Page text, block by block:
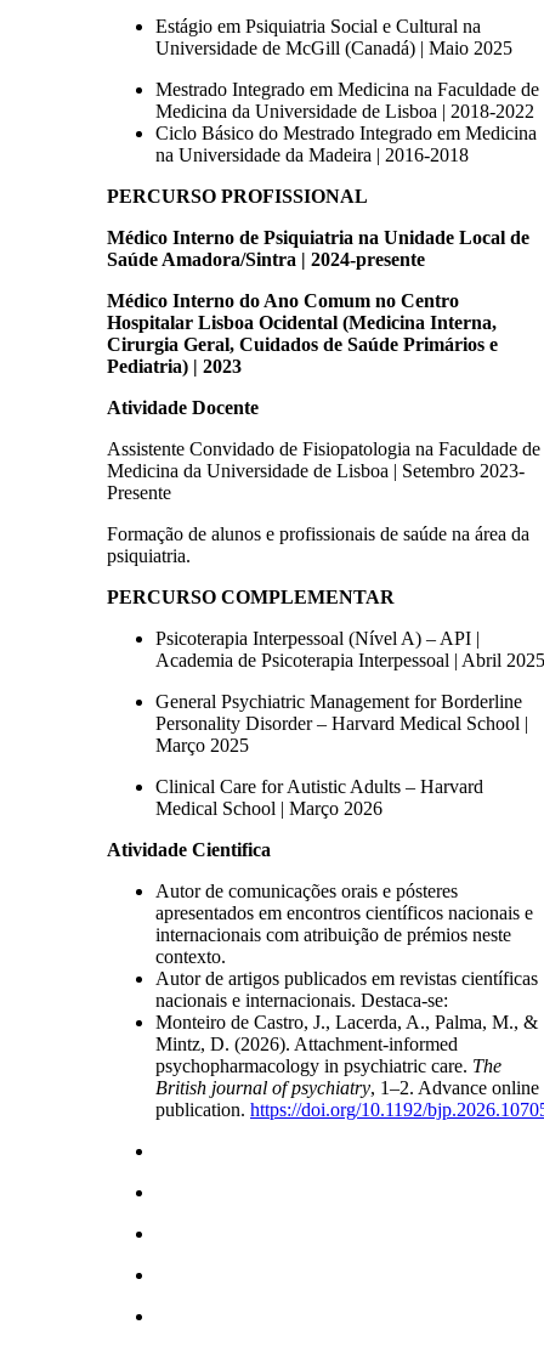
Estágio em Psiquiatria Social e Cultural na
Universidade de McGill (Canadá) | Maio 2025
Mestrado Integrado em Medicina na Faculdade de
Medicina da Universidade de Lisboa | 2018-2022
Ciclo Básico do Mestrado Integrado em Medicina
na Universidade da Madeira | 2016-2018
PERCURSO PROFISSIONAL
Médico Interno de Psiquiatria na Unidade Local de
Saúde Amadora/Sintra | 2024-presente
Médico Interno do Ano Comum no Centro
Hospitalar Lisboa Ocidental (Medicina Interna,
Cirurgia Geral, Cuidados de Saúde Primários e
Pediatria) | 2023
Atividade Docente
Assistente Convidado de Fisiopatologia na Faculdade de
Medicina da Universidade de Lisboa | Setembro 2023-
Presente
Formação de alunos e profissionais de saúde na área da
psiquiatria.
PERCURSO COMPLEMENTAR
Psicoterapia Interpessoal (Nível A) – API |
Academia de Psicoterapia Interpessoal | Abril 2025
General Psychiatric Management for Borderline
Personality Disorder – Harvard Medical School |
Março 2025
Clinical Care for Autistic Adults – Harvard
Medical School | Março 2026
Atividade Cientifica
Autor de comunicações orais e pósteres
apresentados em encontros científicos nacionais e
internacionais com atribuição de prémios neste
contexto.
Autor de artigos publicados em revistas científicas
nacionais e internacionais. Destaca-se:
Monteiro de Castro, J., Lacerda, A., Palma, M., &
Mintz, D. (2026). Attachment-informed
psychopharmacology in psychiatric care. The
British journal of psychiatry, 1–2. Advance online
publication. https://doi.org/10.1192/